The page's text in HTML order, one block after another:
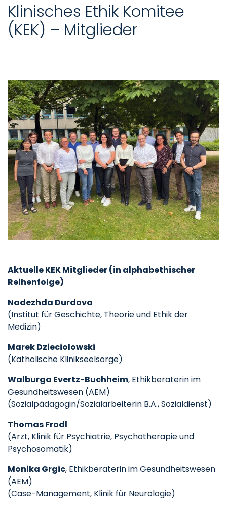
Klinisches Ethik Komitee
(KEK) – Mitglieder
Aktuelle KEK Mitglieder (in alphabethischer
Reihenfolge)
Nadezhda Durdova
(Institut für Geschichte, Theorie und Ethik der
Medizin)
Marek Dzieciolowski
(Katholische Klinikseelsorge)
Walburga Evertz-Buchheim, Ethikberaterin im
Gesundheitswesen (AEM)
(Sozialpädagogin/Sozialarbeiterin B.A., Sozialdienst)
Thomas Frodl
(Arzt, Klinik für Psychiatrie, Psychotherapie und
Psychosomatik)
Monika Grgic, Ethikberaterin im Gesundheitswesen
(AEM)
(Case-Management, Klinik für Neurologie)